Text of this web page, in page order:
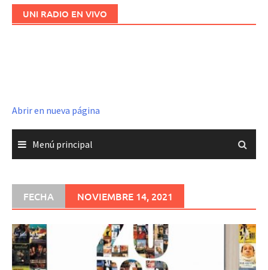
UNI RADIO EN VIVO
Abrir en nueva página
Menú principal
FECHA NOVIEMBRE 14, 2021